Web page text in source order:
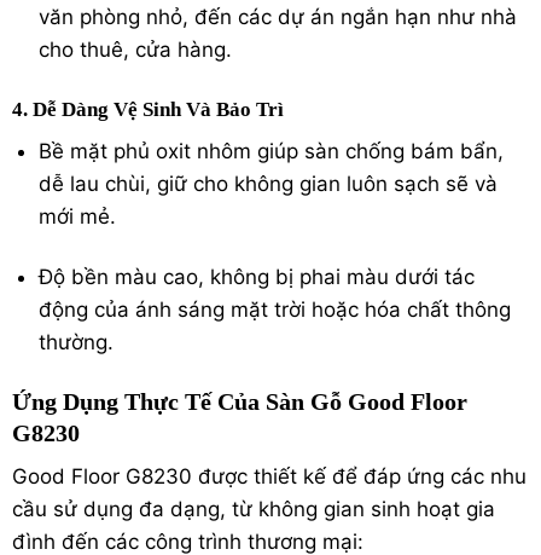
văn phòng nhỏ, đến các dự án ngắn hạn như nhà
cho thuê, cửa hàng.
4. Dễ Dàng Vệ Sinh Và Bảo Trì
Bề mặt phủ oxit nhôm giúp sàn chống bám bẩn,
dễ lau chùi, giữ cho không gian luôn sạch sẽ và
mới mẻ.
Độ bền màu cao, không bị phai màu dưới tác
động của ánh sáng mặt trời hoặc hóa chất thông
thường.
Ứng Dụng Thực Tế Của Sàn Gỗ Good Floor
G8230
Good Floor G8230 được thiết kế để đáp ứng các nhu
cầu sử dụng đa dạng, từ không gian sinh hoạt gia
đình đến các công trình thương mại: